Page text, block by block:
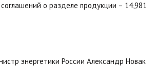
о разделе продукции – 14,981
энергетики России Александр Новак